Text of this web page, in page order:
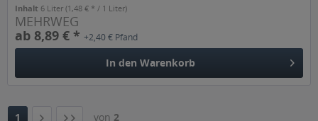
Inhalt 6 Liter(1,48 € * / 1 Liter)
MEHRWEG
ab 8,89 € *+2,40 € Pfand
In den Warenkorb
1 von 2